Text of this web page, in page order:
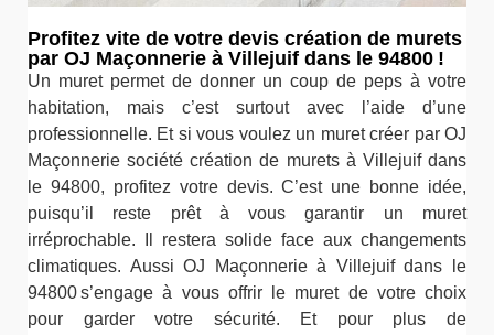
Profitez vite de votre devis création de murets
par OJ Maçonnerie à Villejuif dans le 94800 !
Un muret permet de donner un coup de peps à votre
habitation, mais c’est surtout avec l’aide d’une
professionnelle. Et si vous voulez un muret créer par OJ
Maçonnerie société création de murets à Villejuif dans
le 94800, profitez votre devis. C’est une bonne idée,
puisqu’il reste prêt à vous garantir un muret
irréprochable. Il restera solide face aux changements
climatiques. Aussi OJ Maçonnerie à Villejuif dans le
94800 s’engage à vous offrir le muret de votre choix
pour garder votre sécurité. Et pour plus de